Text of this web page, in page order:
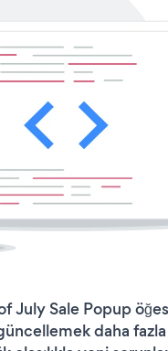
July Sale Popup
daha